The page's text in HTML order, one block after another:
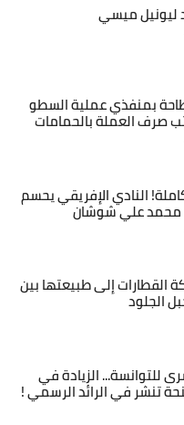
ليونيل ميسي
بمنفذي عملية السطو
صرف العملة بالحمامات
النادي الإفريقي يحسم
علي شوشان
القطارات إلى طبيعتها بين
الجلود
للتوانسة... الزيادة في
تنشر في الرائد الرسمي !